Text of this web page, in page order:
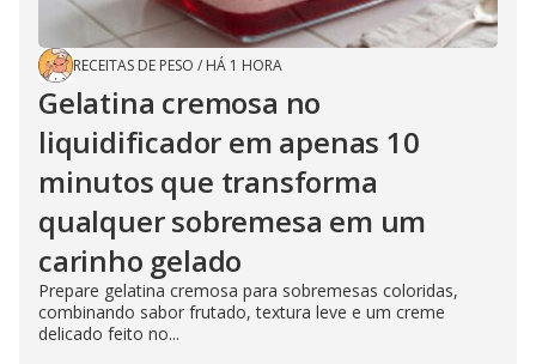
RECEITAS DE PESO / HÁ 1 HORA
Gelatina cremosa no
liquidificador em apenas 10
minutos que transforma
qualquer sobremesa em um
carinho gelado
Prepare gelatina cremosa para sobremesas coloridas,
combinando sabor frutado, textura leve e um creme
delicado feito no...